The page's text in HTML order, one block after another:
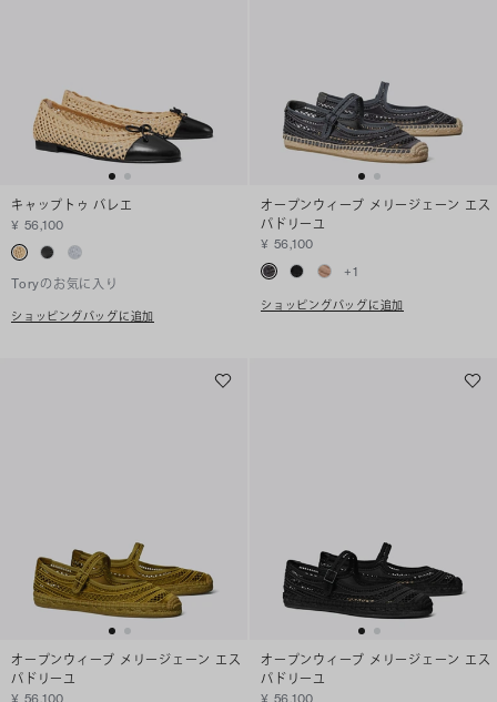
キャップトゥ バレエ
¥ 56,100
Toryのお気に入り
ショッピングバッグに追加
オープンウィーブ メリージェーン エス
パドリーユ
¥ 56,100
+1
ショッピングバッグに追加
オープンウィーブ メリージェーン エス
パドリーユ
¥ 56,100
オープンウィーブ メリージェーン エス
パドリーユ
¥ 56,100